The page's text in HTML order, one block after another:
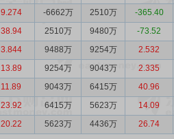
9.274 -6662万 2510万 -365.40
38.94 2510万 9480万 -73.52
3.844 9488万 9254万 2.532
13.89 9254万 9043万 2.335
11.89 9043万 6415万 40.96
23.92 6415万 5623万 14.09
20.22 5623万 4436万 26.74